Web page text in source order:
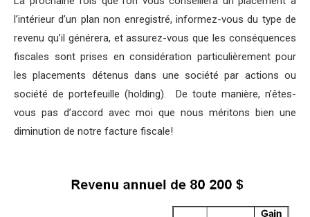
l’intérieur d’un plan non enregistré, informez-vous du type de
revenu qu’il générera, et assurez-vous que les conséquences
fiscales sont prises en considération particulièrement pour
les placements détenus dans une société par actions ou
société de portefeuille (holding). De toute manière, n’êtes-
vous pas d’accord avec moi que nous méritons bien une
diminution de notre facture fiscale!